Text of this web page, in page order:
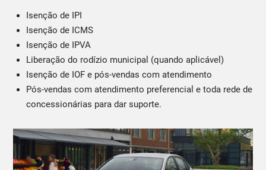
Isenção de IPI
Isenção de ICMS
Isenção de IPVA
Liberação do rodízio municipal (quando aplicável)
Isenção de IOF e pós-vendas com atendimento
Pós-vendas com atendimento preferencial e toda rede de
concessionárias para dar suporte.